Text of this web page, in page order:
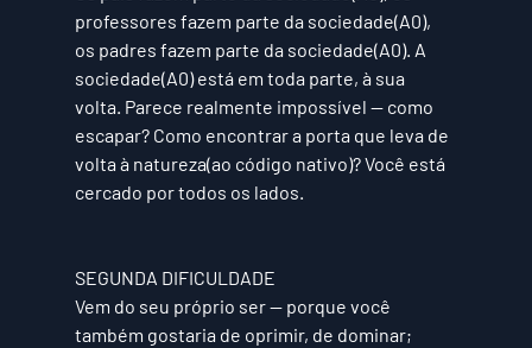
professores fazem parte da sociedade(A0),
os padres fazem parte da sociedade(A0). A
sociedade(A0) está em toda parte, à sua
volta. Parece realmente impossível — como
escapar? Como encontrar a porta que leva de
volta à natureza(ao código nativo)? Você está
cercado por todos os lados.
SEGUNDA DIFICULDADE
Vem do seu próprio ser — porque você
também gostaria de oprimir, de dominar;